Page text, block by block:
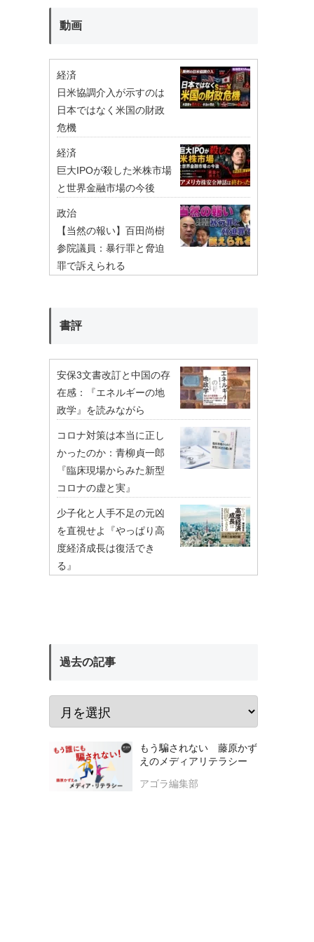
動画
経済
日米協調介入が示すのは
日本ではなく米国の財政
危機
経済
巨大IPOが殺した米株市場
と世界金融市場の今後
政治
【当然の報い】百田尚樹
参院議員：暴行罪と脅迫
罪で訴えられる
書評
安保3文書改訂と中国の存
在感：『エネルギーの地
政学』を読みながら
コロナ対策は本当に正し
かったのか：青柳貞一郎
『臨床現場からみた新型
コロナの虚と実』
少子化と人手不足の元凶
を直視せよ『やっぱり高
度経済成長は復活でき
る』
過去の記事
もう騙されない 藤原かず
えのメディアリテラシー
アゴラ編集部